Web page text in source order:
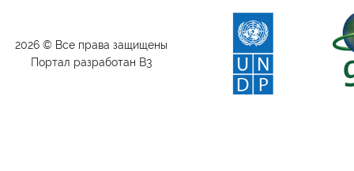
2026 © Все права защищены
Портал разработан B3